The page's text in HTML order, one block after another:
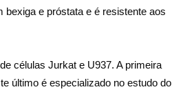
e próstata e é resistente aos
células Jurkat e U937. A primeira
último é especializado no estudo do